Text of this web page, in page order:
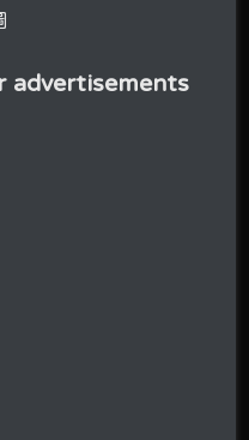
advertisements